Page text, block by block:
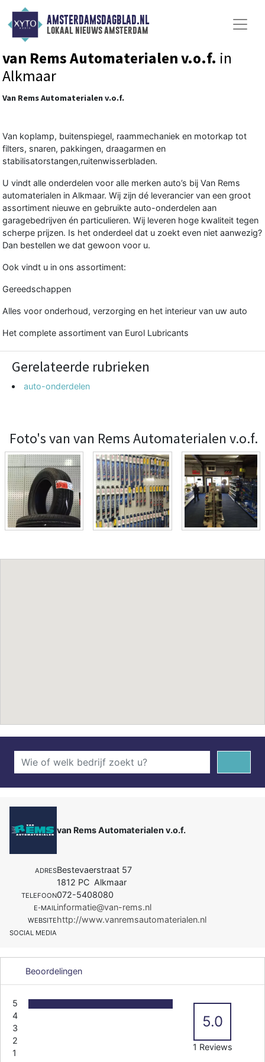
AMSTERDAMSDAGBLAD.NL
lokaal nieuws amsterdam
van Rems Automaterialen v.o.f. in
Alkmaar
Van Rems Automaterialen v.o.f.
Van koplamp, buitenspiegel, raammechaniek en motorkap tot
filters, snaren, pakkingen, draagarmen en
stabilisatorstangen,ruitenwisserbladen.
U vindt alle onderdelen voor alle merken auto’s bij Van Rems
automaterialen in Alkmaar. Wij zijn dé leverancier van een groot
assortiment nieuwe en gebruikte auto-onderdelen aan
garagebedrijven én particulieren. Wij leveren hoge kwaliteit tegen
scherpe prijzen. Is het onderdeel dat u zoekt even niet aanwezig?
Dan bestellen we dat gewoon voor u.
Ook vindt u in ons assortiment:
Gereedschappen
Alles voor onderhoud, verzorging en het interieur van uw auto
Het complete assortiment van Eurol Lubricants
Gerelateerde rubrieken
auto-onderdelen
Foto's van van Rems Automaterialen v.o.f.
van Rems Automaterialen v.o.f.
ADRESBestevaerstraat 57
1812 PC Alkmaar
TELEFOON072-5408080
E-MAILinformatie@van-rems.nl
WEBSITEhttp://www.vanremsautomaterialen.nl
SOCIAL MEDIA
Beoordelingen
5
4
3
2
1
5.0
1 Reviews